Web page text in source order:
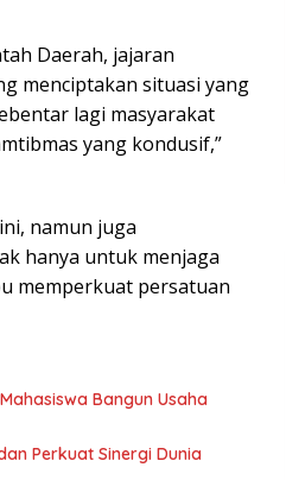
Daerah, jajaran
menciptakan situasi yang
lagi masyarakat
yang kondusif,”
namun juga
hanya untuk menjaga
memperkuat persatuan
Bangun Usaha
Perkuat Sinergi Dunia